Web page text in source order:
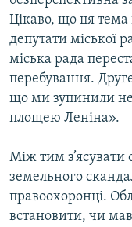
Цікаво, що ця тема
депутати міської
міська рада
перебування.
що ми зупинили
площею Леніна».
Між тим з’ясувати
земельного
правоохоронці.
встановити, чи